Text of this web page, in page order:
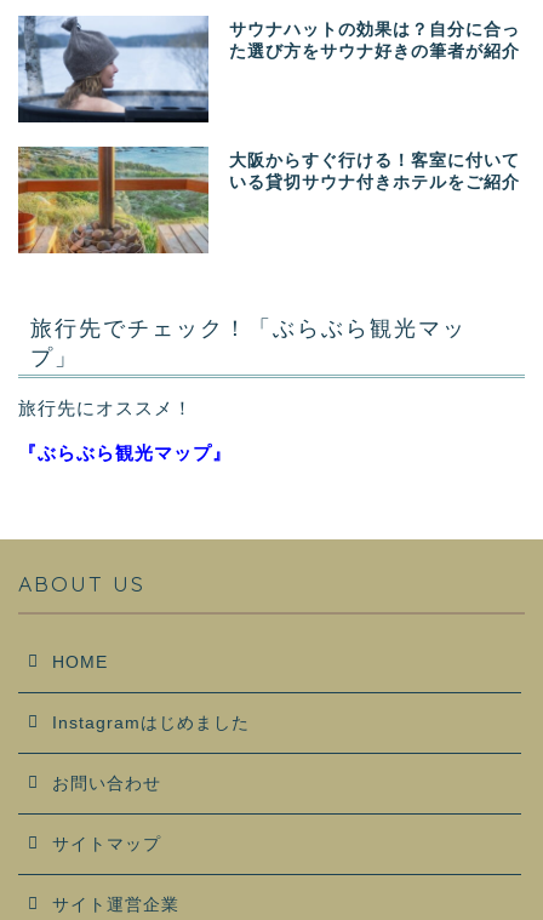
サウナハットの効果は？自分に合っ
た選び方をサウナ好きの筆者が紹介
大阪からすぐ行ける！客室に付いて
いる貸切サウナ付きホテルをご紹介
旅行先でチェック！「ぶらぶら観光マッ
プ」
旅行先にオススメ！
『ぶらぶら観光マップ』
ABOUT US
HOME
Instagramはじめました
お問い合わせ
サイトマップ
サイト運営企業